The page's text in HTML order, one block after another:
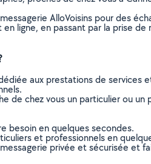
AlloVoisins pour des
ligne, en passant par la prise
aux prestations de
de chez vous un particulier ou
besoin en quelques secondes.
et professionnels en
privée et sécurisée et